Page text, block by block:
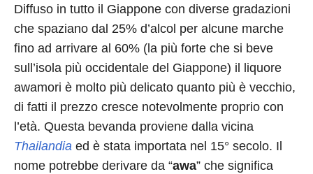
Diffuso in tutto il Giappone con diverse gradazioni
che spaziano dal 25% d’alcol per alcune marche
fino ad arrivare al 60% (la più forte che si beve
sull’isola più occidentale del Giappone) il liquore
awamori è molto più delicato quanto più è vecchio,
di fatti il prezzo cresce notevolmente proprio con
l’età. Questa bevanda proviene dalla vicina
Thailandia ed è stata importata nel 15° secolo. Il
nome potrebbe derivare da “awa” che significa